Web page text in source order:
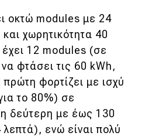
οκτώ modules με 24
χωρητικότητα 40
12 modules (σε
φτάσει τις 60 kWh,
φορτίζει με ισχύ
το 80%) σε
δεύτερη με έως 130
ενώ είναι πολύ